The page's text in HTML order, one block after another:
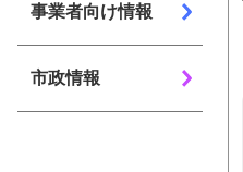
事業者向け情報
市政情報